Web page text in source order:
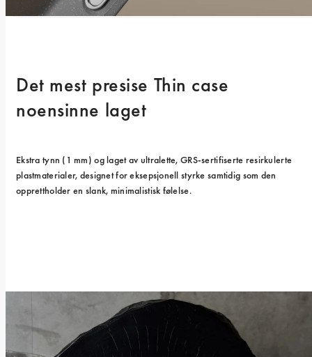
Det mest presise Thin case
noensinne laget
Ekstra tynn (1 mm) og laget av ultralette, GRS-sertifiserte resirkulerte
plastmaterialer, designet for eksepsjonell styrke samtidig som den
opprettholder en slank, minimalistisk følelse.